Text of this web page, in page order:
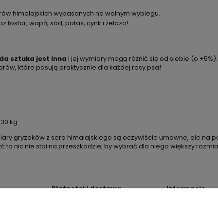
himalajskich wypasanych na wolnym wybiegu.
fosfor, wapń, sód, potas, cynk i żelazo!
sztuka jest inna i jej wymiary mogą różnić się od siebie (o
które pasują praktycznie dla każdej rasy psa!
kg
gryzaków z sera himalajskiego są oczywiście umowne, ale na
to nic nie stoi na przeszkodzie, by wybrać dla niego większy
Płatności i dostawa Informacje